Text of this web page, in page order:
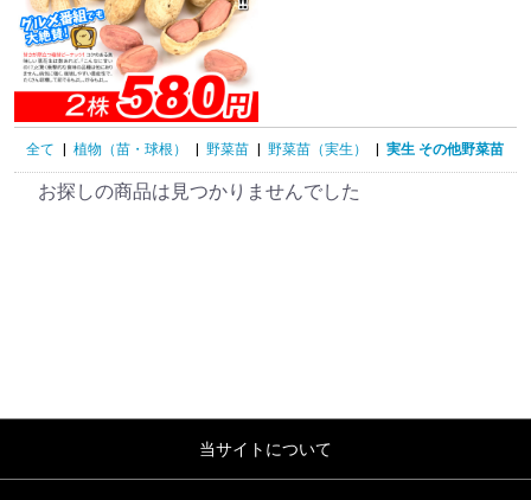
全て 植物（苗・球根） 野菜苗 野菜苗（実生） 実生 その他野菜苗
お探しの商品は見つかりませんでした
当サイトについて